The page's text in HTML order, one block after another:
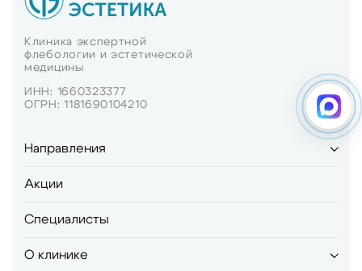
Клиника экспертной
флебологии и эстетической
медицины
ИНН: 1660323377
ОГРН: 1181690104210
Направления
Акции
Специалисты
О клинике